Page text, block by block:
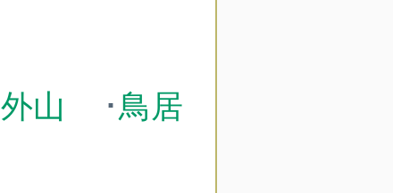
外山 ･鳥居